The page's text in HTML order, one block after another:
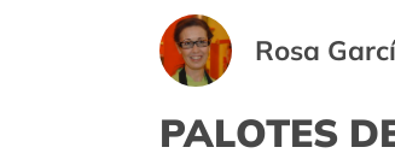
Rosa
PALOTES